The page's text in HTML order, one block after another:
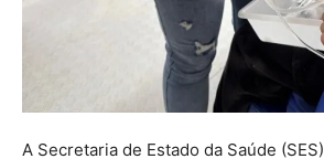
A Secretaria de Estado da Saúde